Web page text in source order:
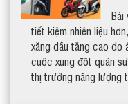
Bài
tiết kiệm nhiên liệu
xăng dầu tăng cao do
cuộc xung đột quân
thị trường năng lượng